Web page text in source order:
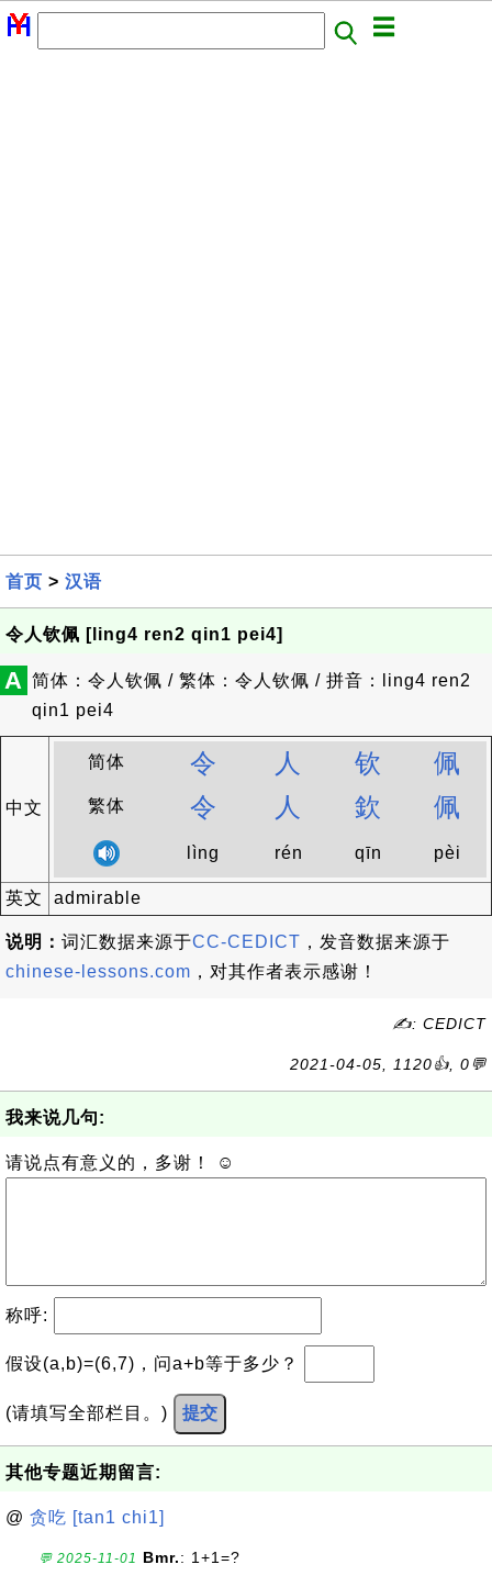
首页 > 汉语
令人钦佩 [ling4 ren2 qin1 pei4]
A 简体：令人钦佩 / 繁体：令人钦佩 / 拼音：ling4 ren2
qin1 pei4
中文
简体 令 人 钦 佩
繁体 令 人 欽 佩
lìng rén qīn pèi
英文 admirable
说明： 词汇数据来源于CC-CEDICT ，发音数据来源于
chinese-lessons.com ，对其作者表示感谢！
✍: CEDICT
2021-04-05, 1120👍, 0💬
我来说几句:
请说点有意义的，多谢！ ☺
称呼:
假设(a,b)=(6,7)，问a+b等于多少？
(请填写全部栏目。) 提交
其他专题近期留言:
@ 贪吃 [tan1 chi1]
💬 2025-11-01 Bmr.: 1+1=?